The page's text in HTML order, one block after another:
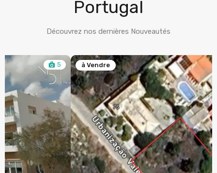
Portugal
Découvrez nos dernières Nouveautés
à Vendre